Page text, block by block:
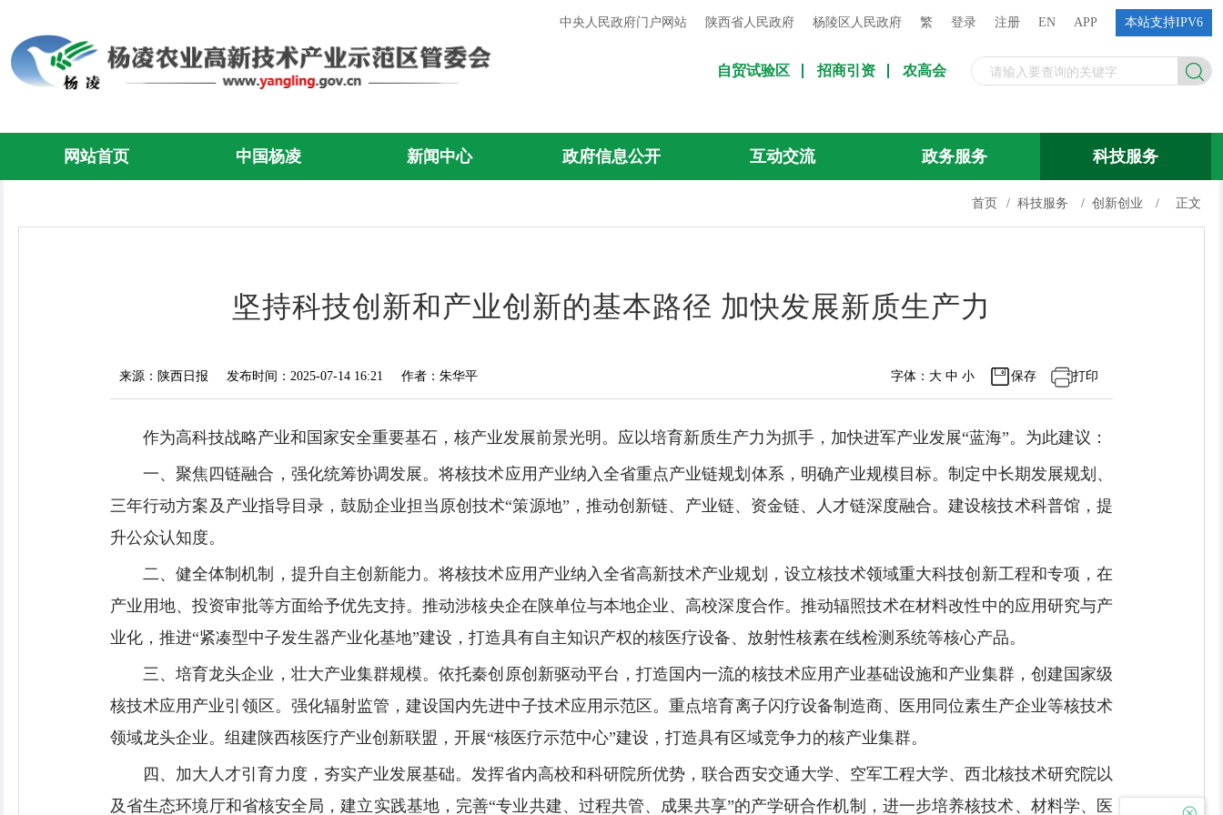
中央人民政府门户网站 陕西省人民政府 杨陵区人民政府 繁 登录 注册 EN APP 本站支持IPV6
自贸试验区 招商引资 农高会
网站首页 中国杨凌 新闻中心 政府信息公开 互动交流 政务服务 科技服务
首页 / 科技服务 / 创新创业 / 正文
坚持科技创新和产业创新的基本路径 加快发展新质生产力
来源：陕西日报 发布时间：2025-07-14 16:21 作者：朱华平 打印
保存
字体： 大 中 小
作为高科技战略产业和国家安全重要基石，核产业发展前景光明。应以培育新质生产力为抓手，加快进军产业发展“蓝海”。为此建议：
一、聚焦四链融合，强化统筹协调发展。将核技术应用产业纳入全省重点产业链规划体系，明确产业规模目标。制定中长期发展规划、
三年行动方案及产业指导目录，鼓励企业担当原创技术“策源地”，推动创新链、产业链、资金链、人才链深度融合。建设核技术科普馆，提
升公众认知度。
二、健全体制机制，提升自主创新能力。将核技术应用产业纳入全省高新技术产业规划，设立核技术领域重大科技创新工程和专项，在
产业用地、投资审批等方面给予优先支持。推动涉核央企在陕单位与本地企业、高校深度合作。推动辐照技术在材料改性中的应用研究与产
业化，推进“紧凑型中子发生器产业化基地”建设，打造具有自主知识产权的核医疗设备、放射性核素在线检测系统等核心产品。
三、培育龙头企业，壮大产业集群规模。依托秦创原创新驱动平台，打造国内一流的核技术应用产业基础设施和产业集群，创建国家级
核技术应用产业引领区。强化辐射监管，建设国内先进中子技术应用示范区。重点培育离子闪疗设备制造商、医用同位素生产企业等核技术
领域龙头企业。组建陕西核医疗产业创新联盟，开展“核医疗示范中心”建设，打造具有区域竞争力的核产业集群。
四、加大人才引育力度，夯实产业发展基础。发挥省内高校和科研院所优势，联合西安交通大学、空军工程大学、西北核技术研究院以
及省生态环境厅和省核安全局，建立实践基地，完善“专业共建、过程共管、成果共享”的产学研合作机制，进一步培养核技术、材料学、医